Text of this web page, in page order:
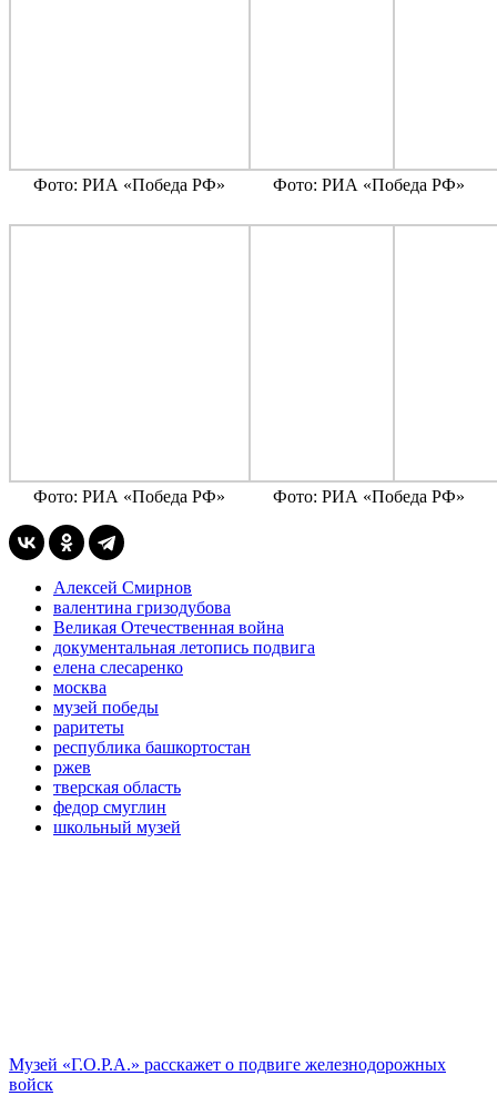
Фото: РИА «Победа РФ» Фото: РИА «Победа РФ»
Фото: РИА «Победа РФ» Фото: РИА «Победа РФ»
Алексей Смирнов
валентина гризодубова
Великая Отечественная война
документальная летопись подвига
елена слесаренко
москва
музей победы
раритеты
республика башкортостан
ржев
тверская область
федор смуглин
школьный музей
Музей «Г.О.Р.А.» расскажет о подвиге железнодорожных
войск